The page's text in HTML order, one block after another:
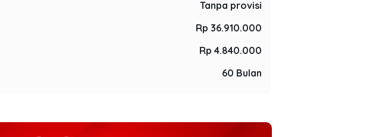
Tanpa provisi
Rp 36.910.000
Rp 4.840.000
60 Bulan